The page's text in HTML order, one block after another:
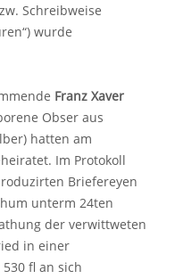
Schreibweise
wurde
Franz Xaver
Obser aus
hatten am
Im Protokoll
Briefereyen
unterm 24ten
der verwittweten
in einer
fl an sich